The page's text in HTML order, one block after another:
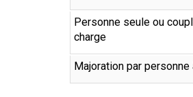
Personne seule ou
charge
Majoration par